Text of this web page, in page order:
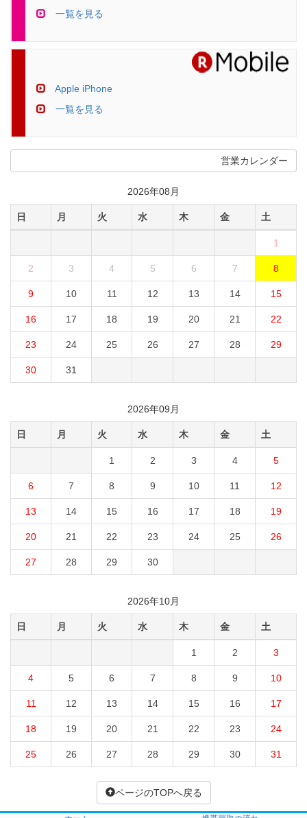
一覧を見る
Apple iPhone
一覧を見る
営業カレンダー
2026年08月
日 月 火 水 木 金 土
1
2 3 4 5 6 7 8
9 10 11 12 13 14 15
16 17 18 19 20 21 22
23 24 25 26 27 28 29
30 31
2026年09月
日 月 火 水 木 金 土
1 2 3 4 5
6 7 8 9 10 11 12
13 14 15 16 17 18 19
20 21 22 23 24 25 26
27 28 29 30
2026年10月
日 月 火 水 木 金 土
1 2 3
4 5 6 7 8 9 10
11 12 13 14 15 16 17
18 19 20 21 22 23 24
25 26 27 28 29 30 31
ページのTOPへ戻る